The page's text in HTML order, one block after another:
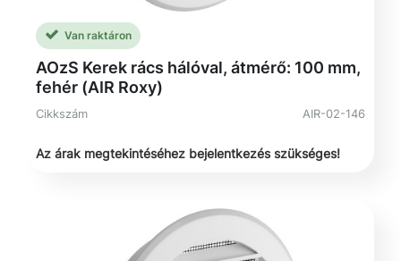
Van raktáron
AOzS Kerek rács hálóval, átmérő: 100 mm,
fehér (AIR Roxy)
Cikkszám AIR-02-146
Az árak megtekintéséhez bejelentkezés szükséges!